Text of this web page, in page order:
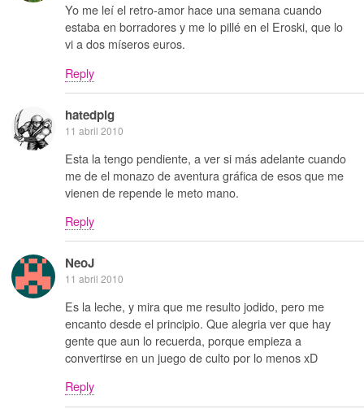
Yo me leí el retro-amor hace una semana cuando
estaba en borradores y me lo pillé en el Eroski, que lo
vi a dos míseros euros.
Reply
hatedpig
11 abril 2010
Esta la tengo pendiente, a ver si más adelante cuando
me de el monazo de aventura gráfica de esos que me
vienen de repende le meto mano.
Reply
NeoJ
11 abril 2010
Es la leche, y mira que me resulto jodido, pero me
encanto desde el principio. Que alegria ver que hay
gente que aun lo recuerda, porque empieza a
convertirse en un juego de culto por lo menos xD
Reply